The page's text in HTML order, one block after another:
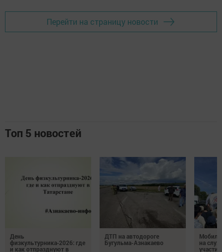
Перейти на страницу новости
Топ 5 новостей
День
физкультурника‑2026: где
и как отпразднуют в
ДТП на автодороге
Бугульма-Азнакаево
на